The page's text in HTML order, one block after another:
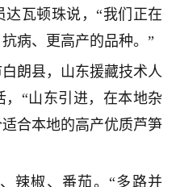
瓦顿珠说，“我们正在
病、更高产的品种。”
朗县，山东援藏技术人
“山东引进，在本地杂
合本地的高产优质芦笋
椒、番茄。“多路并